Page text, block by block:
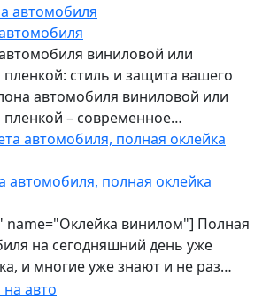
виниловой или
стиль и защита вашего
автомобиля виниловой или
пленкой – современное…
автомобиля, полная оклейка
name="Оклейка винилом"] Полная
на сегодняшний день уже
и многие уже знают и не раз…